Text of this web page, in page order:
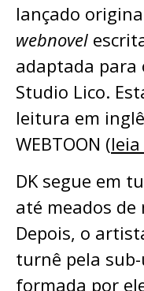
lançado
webnovel
adaptada
Studio Lico.
leitura em
WEBTOON (
DK segue em
até meados
Depois, o
turnê pela
formada por